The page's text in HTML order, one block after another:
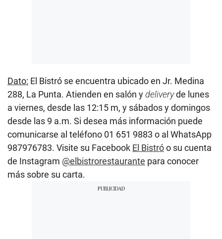
Dato: El Bistró se encuentra ubicado en Jr. Medina
288, La Punta. Atienden en salón ydeliveryde lunes
a viernes, desde las 12:15 m, y sábados y domingos
desde las 9 a.m. Si desea más información puede
comunicarse al teléfono 01 651 9883 o al WhatsApp
987976783. Visite su Facebook El Bistróo su cuenta
de Instagram @elbistrorestaurante para conocer
más sobre su carta.